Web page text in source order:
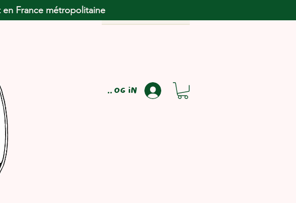
en France métropolitaine
Log in